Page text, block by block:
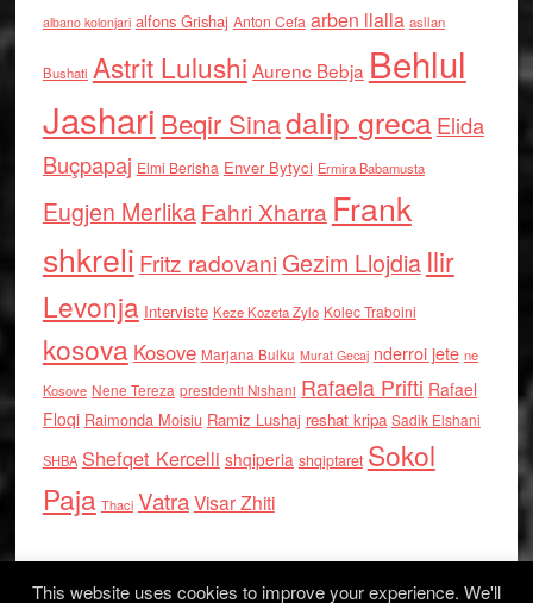
albano kolonjari alfons Grishaj Anton Cefa arben llalla asllan
Bushati Astrit Lulushi Aurenc Bebja Behlul
Jashari Beqir Sinadalip grecaElida
Buçpapaj Elmi Berisha Enver Bytyci Ermira Babamusta
Eugjen MerlikaFahri Xharra Frank
shkreli Fritz radovaniGezim Llojdia Ilir
Levonja Interviste Keze Kozeta Zylo Kolec Traboini
kosova Kosove Marjana Bulku Murat Gecaj nderroi jete ne
Kosove Nene Tereza presidenti Nishani Rafaela Prifti Rafael
Floqi Raimonda Moisiu Ramiz Lushaj reshat kripa Sadik Elshani
SHBA Shefqet Kercelli shqiperia shqiptaret Sokol
Paja Thaci VatraVisar Zhiti
This website uses cookies to improve your experience. We'll